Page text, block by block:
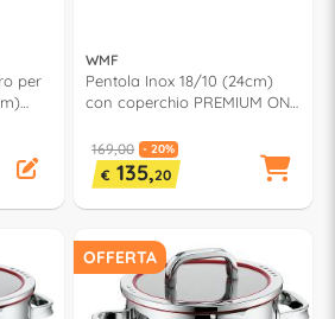
per
WMF
Pentola Inox 18/10 (24cm)
con coperchio PREMIUM ONE
169,00 - 20%
€ 135,20
OFFERTA